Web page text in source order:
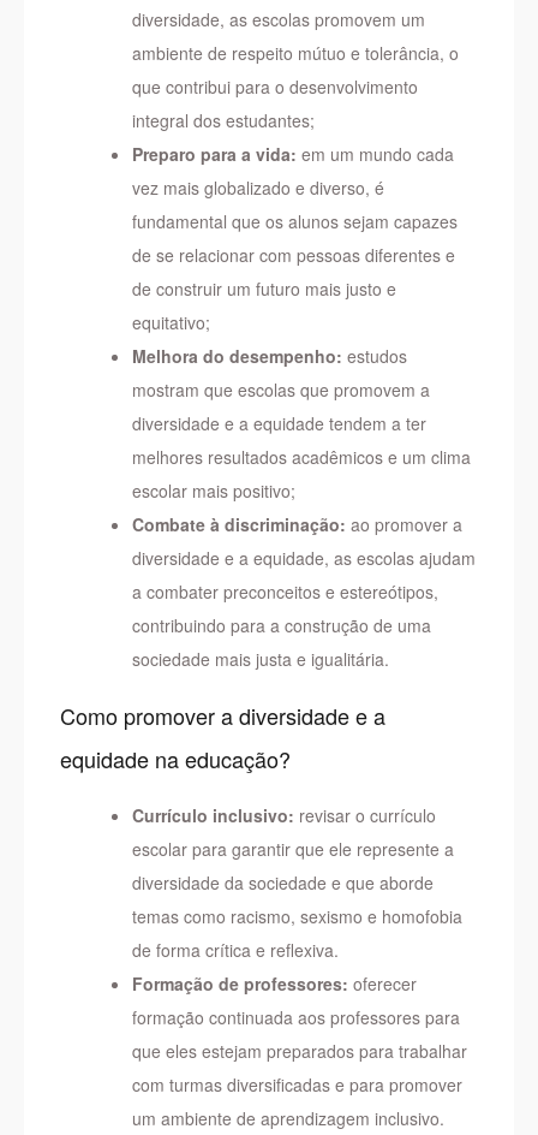
diversidade, as escolas promovem um
ambiente de respeito mútuo e tolerância, o
que contribui para o desenvolvimento
integral dos estudantes;
Preparo para a vida: em um mundo cada
vez mais globalizado e diverso, é
fundamental que os alunos sejam capazes
de se relacionar com pessoas diferentes e
de construir um futuro mais justo e
equitativo;
Melhora do desempenho: estudos
mostram que escolas que promovem a
diversidade e a equidade tendem a ter
melhores resultados acadêmicos e um clima
escolar mais positivo;
Combate à discriminação: ao promover a
diversidade e a equidade, as escolas ajudam
a combater preconceitos e estereótipos,
contribuindo para a construção de uma
sociedade mais justa e igualitária.
Como promover a diversidade e a
equidade na educação?
Currículo inclusivo: revisar o currículo
escolar para garantir que ele represente a
diversidade da sociedade e que aborde
temas como racismo, sexismo e homofobia
de forma crítica e reflexiva.
Formação de professores: oferecer
formação continuada aos professores para
que eles estejam preparados para trabalhar
com turmas diversificadas e para promover
um ambiente de aprendizagem inclusivo.